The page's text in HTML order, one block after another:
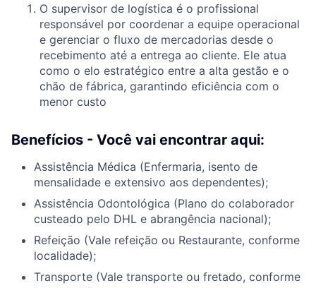
O supervisor de logística é o profissional
responsável por coordenar a equipe operacional
e gerenciar o fluxo de mercadorias desde o
recebimento até a entrega ao cliente. Ele atua
como o elo estratégico entre a alta gestão e o
chão de fábrica, garantindo eficiência com o
menor custo
Benefícios - Você vai encontrar aqui:
Assistência Médica (Enfermaria, isento de
mensalidade e extensivo aos dependentes);
Assistência Odontológica (Plano do colaborador
custeado pelo DHL e abrangência nacional);
Refeição (Vale refeição ou Restaurante, conforme
localidade);
Transporte (Vale transporte ou fretado, conforme